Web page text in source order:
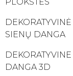
SIENŲ DANGA
DANGA 3D